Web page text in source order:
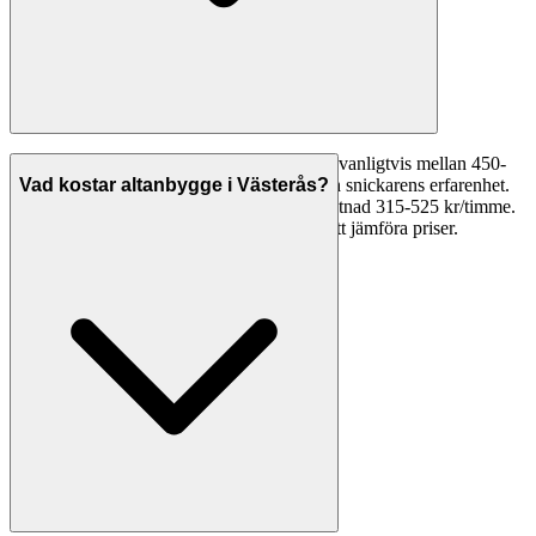
Timpriserna för snickare i Västerås varierar vanligtvis mellan 450-
750 kr/timme beroende på typ av arbete och snickarens erfarenhet.
Med ROT 30%-avdrag blir din faktiska kostnad 315-525 kr/timme.
Begär alltid offerter från flera snickare för att jämföra priser.
Vad kostar altanbygge i Västerås?